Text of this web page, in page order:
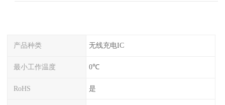
产品种类 无线充电IC
最小工作温度 0℃
RoHS 是